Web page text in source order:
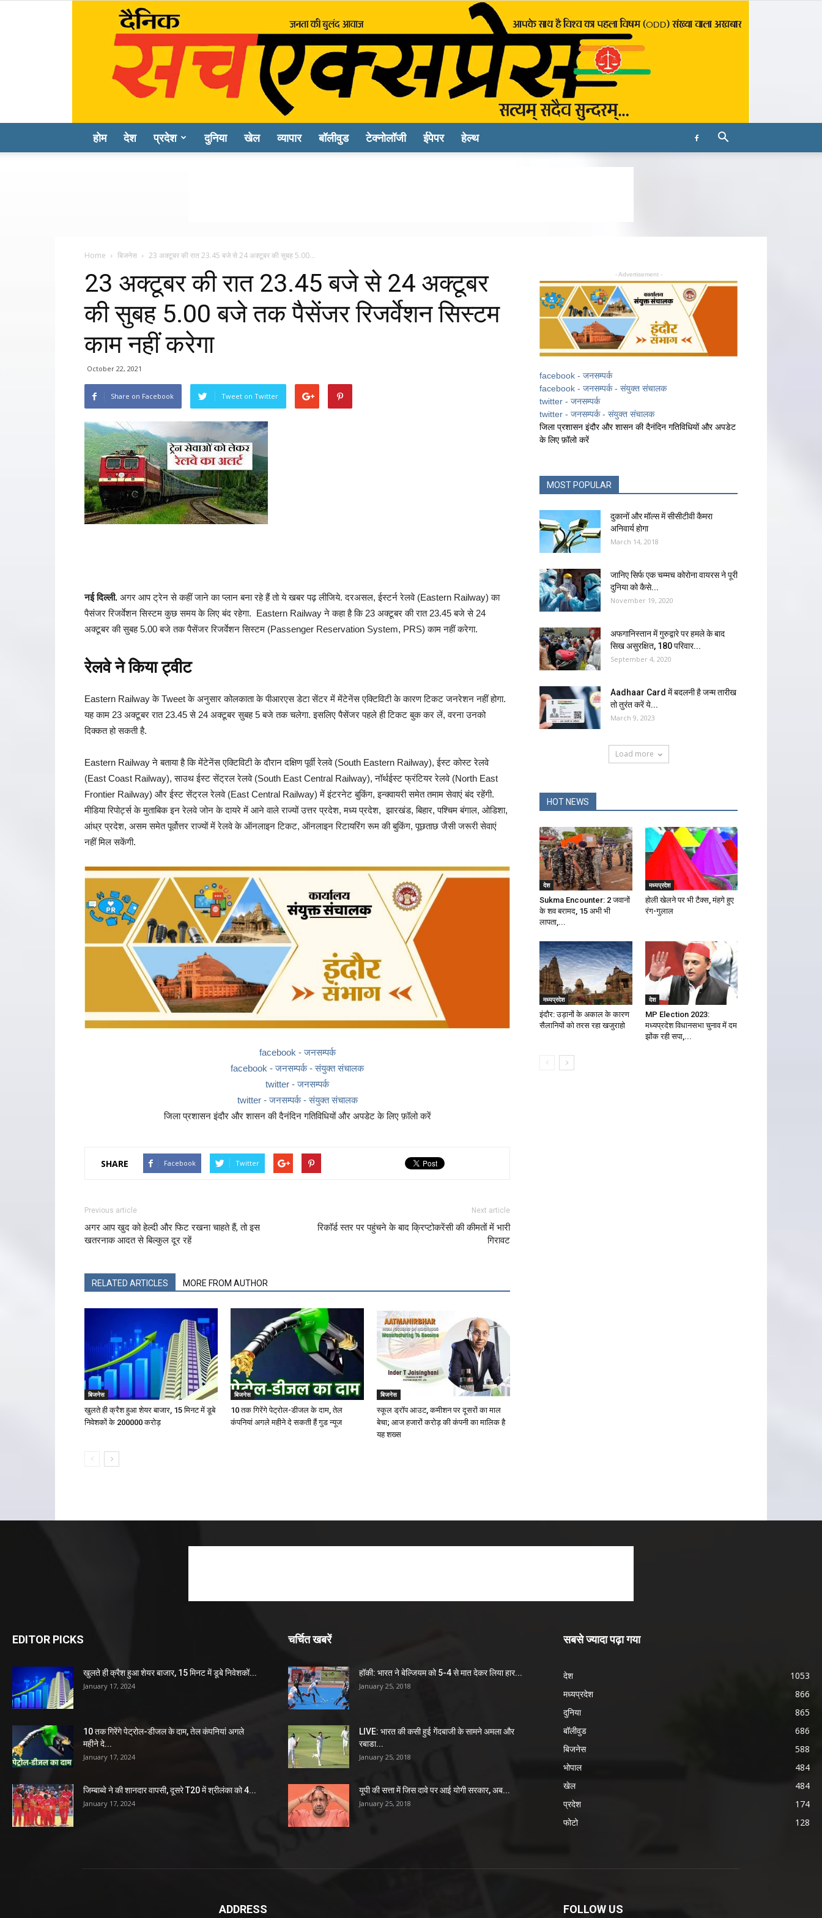
होम देश प्रदेश दुनिया खेल व्यापार बॉलीवुड टेक्नोलॉजी ईपेपर हेल्थ
Home बिजनेस 23 अक्टूबर की रात 23.45 बजे से 24 अक्टूबर की सुबह 5.00...
23 अक्टूबर की रात 23.45 बजे से 24 अक्टूबर
की सुबह 5.00 बजे तक पैसेंजर रिजर्वेशन सिस्‍टम
काम नहीं करेगा
October 22, 2021
Share on Facebook Tweet on Twitter
नई दिल्ली. अगर आप ट्रेन से कहीं जाने का प्लान बना रहे हैं तो ये खबर पढ़ लीजिये. दरअसल, ईस्टर्न रेलवे (Eastern Railway) का
पैसंजर रिजर्वेशन सिस्टम कुछ समय के लिए बंद रहेगा. Eastern Railway ने कहा है कि 23 अक्टूबर की रात 23.45 बजे से 24
अक्टूबर की सुबह 5.00 बजे तक पैसेंजर रिजर्वेशन सिस्‍टम (Passenger Reservation System, PRS) काम नहीं करेगा.
रेलवे ने किया ट्वीट
Eastern Railway के Tweet के अनुसार कोलकाता के पीआरएस डेटा सेंटर में मेंटेनेंस एक्टिविटी के कारण टिकट जनरेशन नहीं होगा.
यह काम 23 अक्टूबर रात 23.45 से 24 अक्टूबर सुबह 5 बजे तक चलेगा. इसलिए पैसेंजर पहले ही टिकट बुक कर लें, वरना उनको
दिक्कत हो सकती है.
Eastern Railway ने बताया है कि मेंटेनेंस एक्टिविटी के दौरान दक्षिण पूर्वी रेलवे (South Eastern Railway), ईस्ट कोस्ट रेलवे
(East Coast Railway), साउथ ईस्‍ट सेंट्रल रेलवे (South East Central Railway), नॉर्थईस्ट फ्रंटियर रेलवे (North East
Frontier Railway) और ईस्ट सेंट्रल रेलवे (East Central Railway) में इंटरनेट बुकिंग, इन्क्वायरी समेत तमाम सेवाएं बंद रहेंगी.
मीडिया रिपोर्ट्स के मुताबिक इन रेलवे जोन के दायरे में आने वाले राज्यों उत्तर प्रदेश, मध्य प्रदेश, झारखंड, बिहार, पश्चिम बंगाल, ओडिशा,
आंध्र प्रदेश, असम समेत पूर्वोत्तर राज्यों में रेलवे के ऑनलाइन टिकट, ऑनलाइन रिटायरिंग रूम की बुकिंग, पूछताछ जैसी जरूरी सेवाएं
नहीं मिल सकेंगी.
facebook - जनसम्पर्क
facebook - जनसम्पर्क - संयुक्त संचालक
twitter - जनसम्पर्क
twitter - जनसम्पर्क - संयुक्त संचालक
जिला प्रशासन इंदौर और शासन की दैनंदिन गतिविधियों और अपडेट के लिए फ़ॉलो करें
SHARE Facebook Twitter
Previous article
अगर आप खुद को हेल्दी और फिट रखना चाहते हैं, तो इस
खतरनाक आदत से बिल्कुल दूर रहें
Next article
रिकाॅर्ड स्तर पर पहुंचने के बाद क्रिप्टोकरेंसी की कीमतों में भारी
गिरावट
RELATED ARTICLES MORE FROM AUTHOR
बिजनेस
खुलते ही क्रैश हुआ शेयर बाजार, 15 मिनट में डूबे
निवेशकों के ₹200000 करोड़
बिजनेस
10 तक गिरेंगे पेट्रोल-डीजल के दाम, तेल
कंपनियां अगले महीने दे सकती हैं गुड न्यूज
बिजनेस
स्‍कूल ड्रॉप आउट, कमीशन पर दूसरों का माल
बेचा; आज हजारों करोड़ की कंपनी का माल‍िक है
यह शख्‍स
- Advertisement -
facebook - जनसम्पर्क
facebook - जनसम्पर्क - संयुक्त संचालक
twitter - जनसम्पर्क
twitter - जनसम्पर्क - संयुक्त संचालक
जिला प्रशासन इंदौर और शासन की दैनंदिन गतिविधियों और अपडेट
के लिए फ़ॉलो करें
MOST POPULAR
दुकानों और मॉल्स में सीसीटीवी कैमरा
अनिवार्य होगा
March 14, 2018
जानिए सिर्फ एक चम्मच कोरोना वायरस ने पूरी
दुनिया को कैसे...
November 19, 2020
अफगानिस्तान में गुरुद्वारे पर हमले के बाद
सिख असुरक्षित, 180 परिवार...
September 4, 2020
Aadhaar Card में बदलनी है जन्म तारीख
तो तुरंत करें ये...
March 9, 2023
Load more
HOT NEWS
देश
Sukma Encounter: 2 जवानों
के शव बरामद, 15 अभी भी
लापता,...
मध्यप्रदेश
होली खेलने पर भी टैक्स, मंहगे हुए
रंग-गुलाल
मध्यप्रदेश
इंदौर: उड़ानों के अकाल के कारण
सैलानियों को तरस रहा खजुराहो
देश
MP Election 2023:
मध्यप्रदेश विधानसभा चुनाव में दम
झोंक रही सपा,...
EDITOR PICKS
खुलते ही क्रैश हुआ शेयर बाजार, 15 मिनट में डूबे निवेशकों...
January 17, 2024
10 तक गिरेंगे पेट्रोल-डीजल के दाम, तेल कंपनियां अगले
महीने दे...
January 17, 2024
जिम्बाब्वे ने की शानदार वापसी, दूसरे T20 में श्रीलंका को 4...
January 17, 2024
चर्चित खबरें
हॉकी: भारत ने बेल्जियम को 5-4 से मात देकर लिया हार...
January 25, 2018
LIVE: भारत की कसी हुई गेंदबाजी के सामने अमला और
रबाडा...
January 25, 2018
यूपी की सत्ता में जिस दावे पर आई योगी सरकार, अब...
January 25, 2018
सबसे ज्यादा पढ़ा गया
देश
1053
मध्यप्रदेश
866
दुनिया
865
बॉलीवुड
686
बिजनेस
588
भोपाल
484
खेल
484
प्रदेश
174
फोटो
128
ADDRESS FOLLOW US